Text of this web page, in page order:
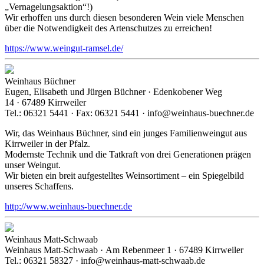
„Vernagelungsaktion“!)
Wir erhoffen uns durch diesen besonderen Wein viele Menschen
über die Notwendigkeit des Artenschutzes zu erreichen!
https://www.weingut-ramsel.de/
Weinhaus Büchner
Eugen, Elisabeth und Jürgen Büchner · Edenkobener Weg
14 · 67489 Kirrweiler
Tel.: 06321 5441 · Fax: 06321 5441 · info@weinhaus-buechner.de
Wir, das Weinhaus Büchner, sind ein junges Familienweingut aus
Kirrweiler in der Pfalz.
Modernste Technik und die Tatkraft von drei Generationen prägen
unser Weingut.
Wir bieten ein breit aufgestelltes Weinsortiment – ein Spiegelbild
unseres Schaffens.
http://www.weinhaus-buechner.de
Weinhaus Matt-Schwaab
Weinhaus Matt-Schwaab · Am Rebenmeer 1 · 67489 Kirrweiler
Tel.: 06321 58327 · info@weinhaus-matt-schwaab.de